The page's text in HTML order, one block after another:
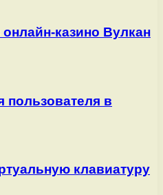
онлайн-казино Вулкан
пользователя в
клавиатуру